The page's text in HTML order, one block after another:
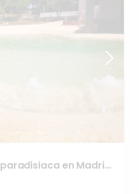
paradisiaca en Madrid